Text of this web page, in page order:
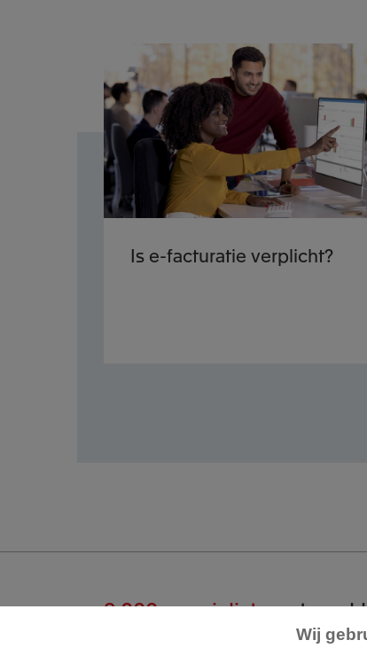
Is e-facturatie verplicht?
2.000 specialistenstaan
Wij